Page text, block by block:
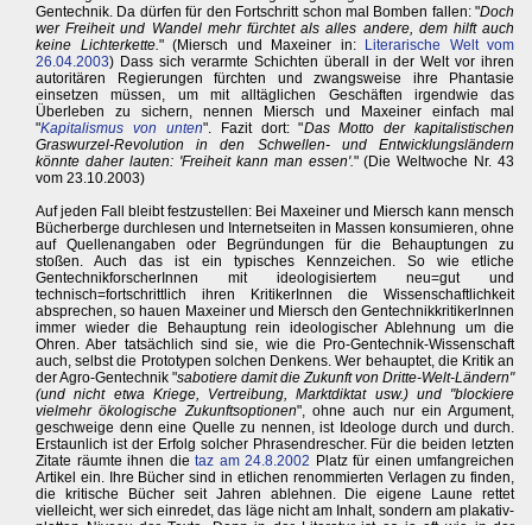
Gentechnik. Da dürfen für den Fortschritt schon mal Bomben fallen: "Doch
wer Freiheit und Wandel mehr fürchtet als alles andere, dem hilft auch
keine Lichterkette." (Miersch und Maxeiner in:
Literarische Welt vom
26.04.2003) Dass sich verarmte Schichten überall in der Welt vor ihren
autoritären Regierungen fürchten und zwangsweise ihre Phantasie
einsetzen müssen, um mit alltäglichen Geschäften irgendwie das
Überleben zu sichern, nennen Miersch und Maxeiner einfach mal
"Kapitalismus von unten". Fazit dort: "Das Motto der kapitalistischen
Graswurzel-Revolution in den Schwellen- und Entwicklungsländern
könnte daher lauten: 'Freiheit kann man essen'." (Die Weltwoche Nr. 43
vom 23.10.2003)
Auf jeden Fall bleibt festzustellen: Bei Maxeiner und Miersch kann mensch
Bücherberge durchlesen und Internetseiten in Massen konsumieren, ohne
auf Quellenangaben oder Begründungen für die Behauptungen zu
stoßen. Auch das ist ein typisches Kennzeichen. So wie etliche
GentechnikforscherInnen mit ideologisiertem neu=gut und
technisch=fortschrittlich ihren KritikerInnen die Wissenschaftlichkeit
absprechen, so hauen Maxeiner und Miersch den GentechnikkritikerInnen
immer wieder die Behauptung rein ideologischer Ablehnung um die
Ohren. Aber tatsächlich sind sie, wie die Pro-Gentechnik-Wissenschaft
auch, selbst die Prototypen solchen Denkens. Wer behauptet, die Kritik an
der Agro-Gentechnik "sabotiere damit die Zukunft von Dritte-Welt-Ländern"
(und nicht etwa Kriege, Vertreibung, Marktdiktat usw.) und "blockiere
vielmehr ökologische Zukunftsoptionen", ohne auch nur ein Argument,
geschweige denn eine Quelle zu nennen, ist Ideologe durch und durch.
Erstaunlich ist der Erfolg solcher Phrasendrescher. Für die beiden letzten
Zitate räumte ihnen dietaz am 24.8.2002 Platz für einen umfangreichen
Artikel ein. Ihre Bücher sind in etlichen renommierten Verlagen zu finden,
die kritische Bücher seit Jahren ablehnen. Die eigene Laune rettet
vielleicht, wer sich einredet, das läge nicht am Inhalt, sondern am plakativ-